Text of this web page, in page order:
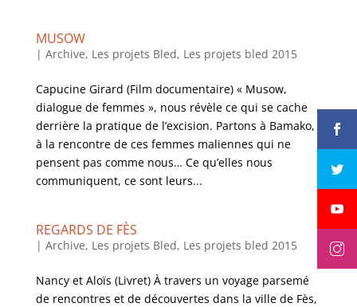
MUSOW
| Archive, Les projets Bled, Les projets bled 2015
Capucine Girard (Film documentaire) « Musow,
dialogue de femmes », nous révèle ce qui se cache
derrière la pratique de l’excision. Partons à Bamako,
à la rencontre de ces femmes maliennes qui ne
pensent pas comme nous… Ce qu’elles nous
communiquent, ce sont leurs...
REGARDS DE FÈS
| Archive, Les projets Bled, Les projets bled 2015
Nancy et Aloïs (Livret) À travers un voyage parsemé
de rencontres et de découvertes dans la ville de Fès,